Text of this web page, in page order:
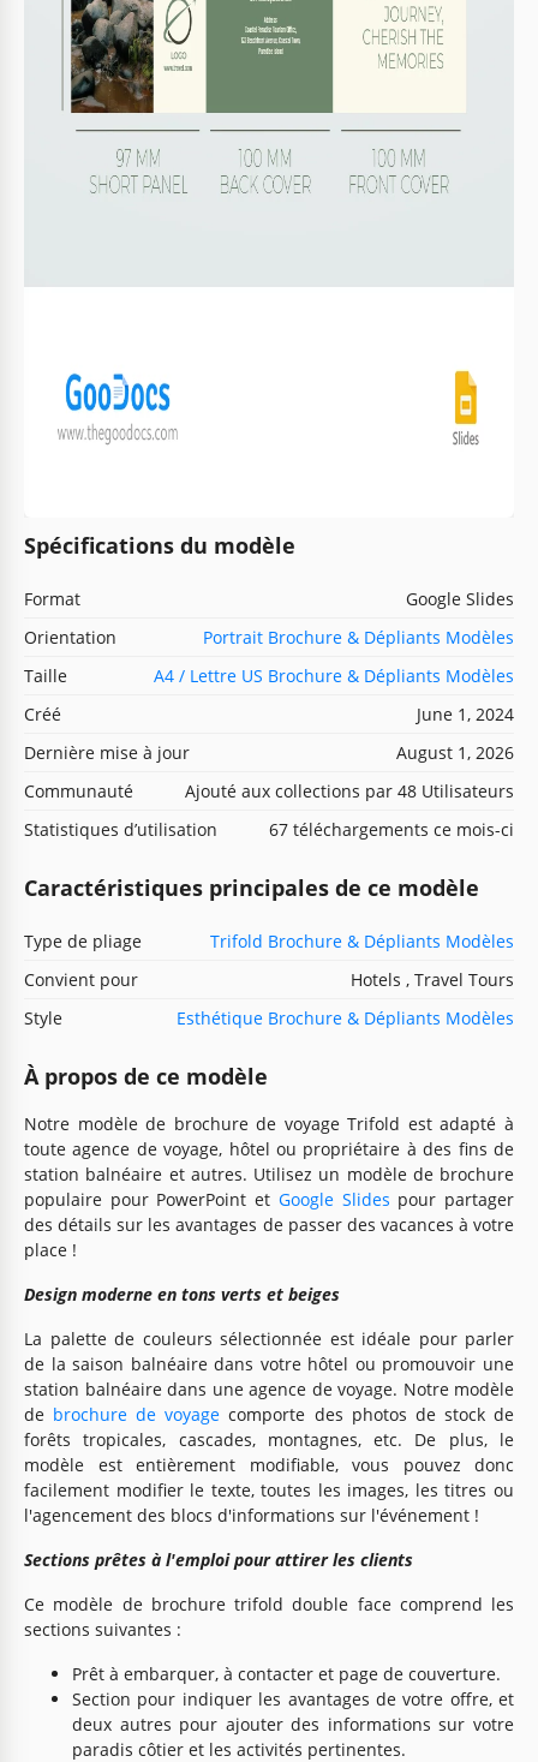
Spécifications du modèle
Format
Google Slides
Orientation
Portrait Brochure & Dépliants Modèles
Taille
A4 / Lettre US Brochure & Dépliants Modèles
Créé
June 1, 2024
Dernière mise à jour
August 1, 2026
Communauté
Ajouté aux collections par 48 Utilisateurs
Statistiques d’utilisation
67 téléchargements ce mois-ci
Caractéristiques principales de ce modèle
Type de pliage
Trifold Brochure & Dépliants Modèles
Convient pour
Hotels , Travel Tours
Style
Esthétique Brochure & Dépliants Modèles
À propos de ce modèle
Notre modèle de brochure de voyage Trifold est adapté à
toute agence de voyage, hôtel ou propriétaire à des fins de
station balnéaire et autres. Utilisez un modèle de brochure
populaire pour PowerPoint et Google Slides pour partager
des détails sur les avantages de passer des vacances à votre
place !
Design moderne en tons verts et beiges
La palette de couleurs sélectionnée est idéale pour parler
de la saison balnéaire dans votre hôtel ou promouvoir une
station balnéaire dans une agence de voyage. Notre modèle
de brochure de voyage comporte des photos de stock de
forêts tropicales, cascades, montagnes, etc. De plus, le
modèle est entièrement modifiable, vous pouvez donc
facilement modifier le texte, toutes les images, les titres ou
l'agencement des blocs d'informations sur l'événement !
Sections prêtes à l'emploi pour attirer les clients
Ce modèle de brochure trifold double face comprend les
sections suivantes :
Prêt à embarquer, à contacter et page de couverture.
Section pour indiquer les avantages de votre offre, et
deux autres pour ajouter des informations sur votre
paradis côtier et les activités pertinentes.